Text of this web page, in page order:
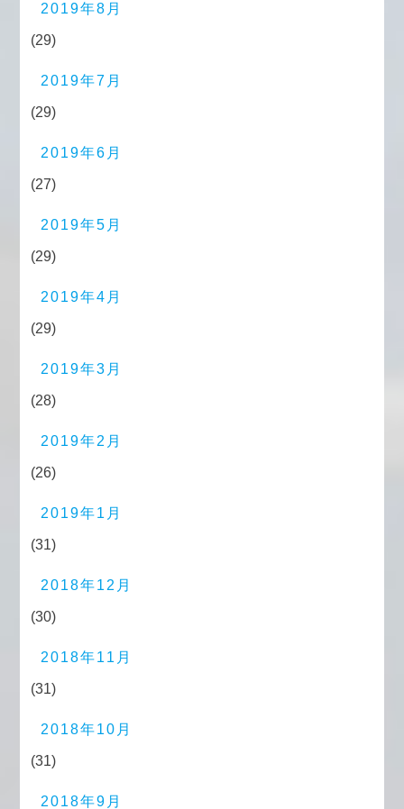
2019年8月
(29)
2019年7月
(29)
2019年6月
(27)
2019年5月
(29)
2019年4月
(29)
2019年3月
(28)
2019年2月
(26)
2019年1月
(31)
2018年12月
(30)
2018年11月
(31)
2018年10月
(31)
2018年9月